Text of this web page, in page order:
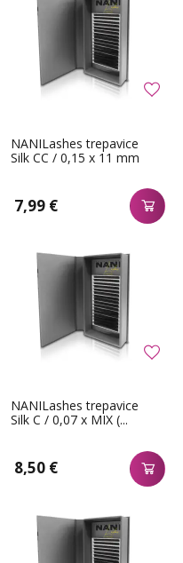
NANILashes trepavice
Silk CC / 0,15 x 11 mm
7,99 €
NANILashes trepavice
Silk C / 0,07 x MIX (...
8,50 €